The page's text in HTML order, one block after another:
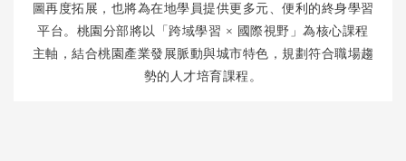
圖再度拓展，也將為在地學員提供更多元、便利的終身學習
平台。桃園分部將以「跨域學習 × 國際視野」為核心課程
主軸，結合桃園產業發展脈動與城市特色，規劃符合職場趨
勢的人才培育課程。